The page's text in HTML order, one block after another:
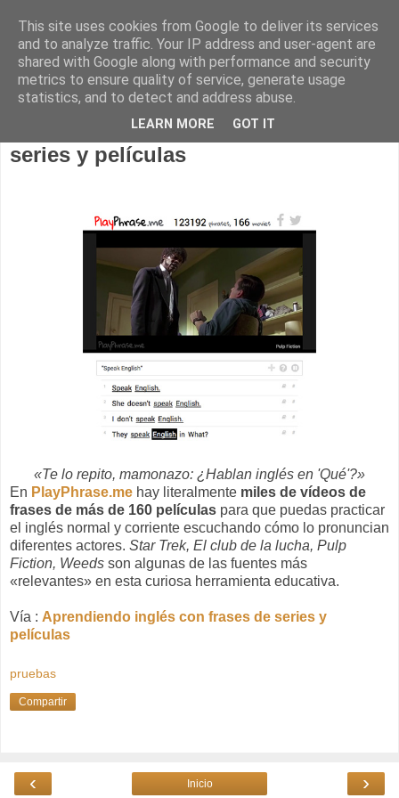
miércoles, 25 de febrero de 2015
Aprendiendo inglés con frases de
series y películas
«Te lo repito, mamonazo: ¿Hablan inglés en 'Qué'?»
En PlayPhrase.me hay literalmente miles de vídeos de
frases de más de 160 películas para que puedas practicar
el inglés normal y corriente escuchando cómo lo pronuncian
diferentes actores. Star Trek, El club de la lucha, Pulp
Fiction, Weeds son algunas de las fuentes más
«relevantes» en esta curiosa herramienta educativa.
Vía : Aprendiendo inglés con frases de series y
películas
pruebas
Compartir
‹ ›
Inicio
This site uses cookies from Google to deliver its services
and to analyze traffic. Your IP address and user-agent are
shared with Google along with performance and security
metrics to ensure quality of service, generate usage
statistics, and to detect and address abuse.
LEARN MORE GOT IT